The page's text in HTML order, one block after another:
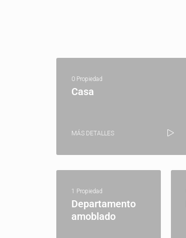
0 Propiedad
Casa
MÁS DETALLES
1 Propiedad
Departamento
amoblado